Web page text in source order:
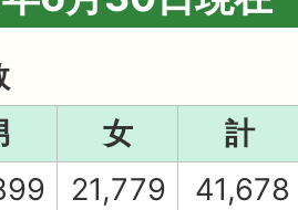
女
計
21,779
41,678